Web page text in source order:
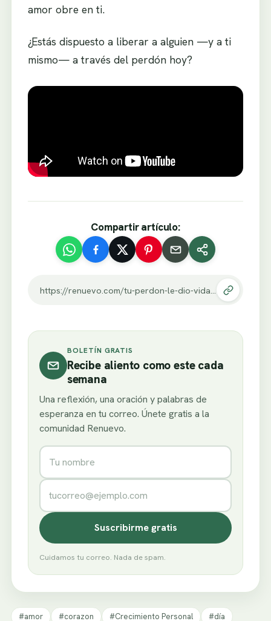
amor obre en ti.
¿Estás dispuesto a liberar a alguien —y a ti
mismo— a través del perdón hoy?
Compartir artículo:
BOLETÍN GRATIS
Recibe aliento como este cada
semana
Una reflexión, una oración y palabras de
esperanza en tu correo. Únete gratis a la
comunidad Renuevo.
Nombre
Correo electrónico
Suscribirme gratis
Cuidamos tu correo. Nada de spam.
#amor #corazon #Crecimiento Personal #día